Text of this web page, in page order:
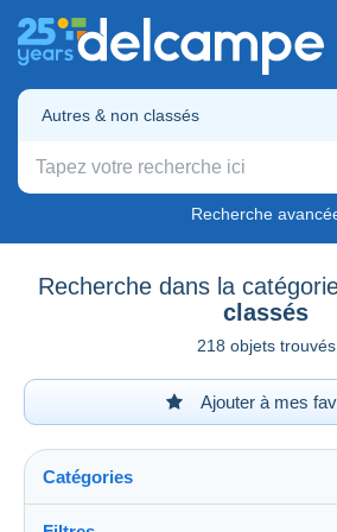
Autres & non classés
Recherche
Recherche dans la
classés
218 objets trouvés
Ajouter à mes
Catégories